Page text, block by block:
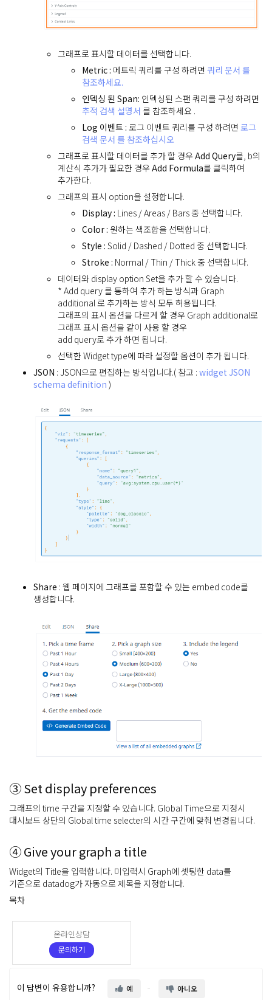
그래프로 표시할 데이터를 선택합니다.
Metric : 메트릭 쿼리를 구성 하려면 쿼리 문서 를
참조하세요.
인덱싱 된 Span: 인덱싱된 스팬 쿼리를 구성 하려면
추적 검색 설명서 를 참조하세요 .
Log 이벤트 : 로그 이벤트 쿼리를 구성 하려면 로그
검색 문서 를 참조하십시오
그래프로 표시할 데이터를 추가 할 경우 Add Query를, b의
계산식 추가가 필요한 경우 Add Formula를 클릭하여
추가한다.
그래프의 표시 option을 설정합니다.
Display : Lines / Areas / Bars 중 선택합니다.
Color : 원하는 색조합을 선택합니다.
Style : Solid / Dashed / Dotted 중 선택합니다.
Stroke : Normal / Thin / Thick 중 선택합니다.
데이터와 display option Set을 추가 할 수 있습니다.
* Add query 를 통하여 추가 하는 방식과 Graph
additional 로 추가하는 방식 모두 허용됩니다.
그래프의 표시 옵션을 다르게 할 경우 Graph additional로
그래프 표시 옵션을 같이 사용 할 경우
add query로 추가 하면 됩니다.
선택한 Widget type에 따라 설정할 옵션이 추가 됩니다.
JSON : JSON으로 편집하는 방식입니다.( 참고 : widget JSON
schema definition )
Share : 웹 페이지에 그래프를 포함할 수 있는 embed code를
생성합니다.
③ Set display preferences
그래프의 time 구간을 지정할 수 있습니다. Global Time으로 지정시
대시보드 상단의 Global time selecter의 시간 구간에 맞춰 변경됩니다.
④ Give your graph a title
Widget의 Title을 입력합니다. 미입력시 Graph에 셋팅한 data를
기준으로 datadog가 자동으로 제목을 지정합니다.
목차
온라인상담
문의하기
이 답변이 유용합니까? 예 아니오